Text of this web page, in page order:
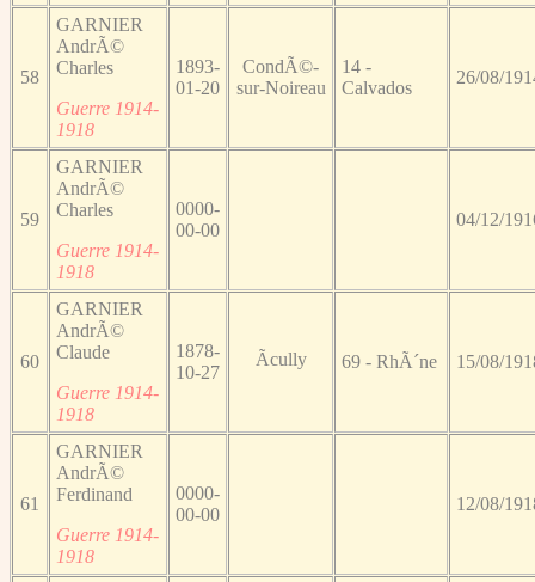
58
GARNIER
AndrÃ©
Charles
Guerre 1914-
1918
1893-
01-20
CondÃ©-
sur-Noireau
14 -
Calvados
26/08/
59
GARNIER
AndrÃ©
Charles
Guerre 1914-
1918
0000-
00-00
04/12/
60
GARNIER
AndrÃ©
Claude
Guerre 1914-
1918
1878-
10-27
Ãcully 69 - RhÃ´ne 15/08/
61
GARNIER
AndrÃ©
Ferdinand
Guerre 1914-
1918
0000-
00-00
12/08/